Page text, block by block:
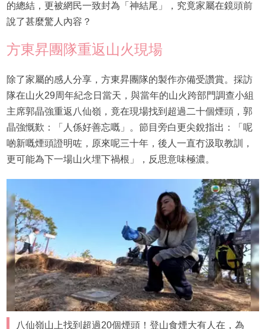
的總結，更被網民一致封為「神結尾」，究竟家屬在鏡頭前
說了甚麼驚人內容？
方東昇團隊重返山火現場
除了家屬的感人分享，方東昇團隊的製作亦備受讚賞。採訪
隊在山火29周年紀念日當天，與當年的山火跨部門調查小組
主席郭晶強重返八仙嶺，竟在現場找到超過二十個煙頭，郭
晶強慨歎：「人係好善忘嘅」。節目旁白更尖銳指出：「呢
啲新嘅煙頭證明咗，原來呢三十年，後人一直冇汲取教訓，
更可能為下一場山火埋下禍根」，反思意味極濃。
八仙嶺山上找到超過20個煙頭！登山食煙大有人在，為